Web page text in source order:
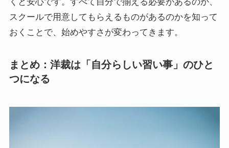
スクールで用意してもらえるものがあるのかを知って
おくことで、始めやすさが変わってきます。
まとめ：洋裁は「自分らしい習い事」のひと
つになる